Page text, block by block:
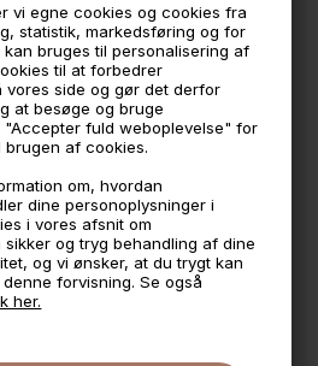
vi egne cookies og cookies fra
statistik, markedsføring og for
bruges til personalisering af
til at forbedrer
vores side og gør det derfor
at besøge og bruge
"Accepter fuld weboplevelse" for
brugen af cookies.
om, hvordan
dine personoplysninger i
i vores afsnit om
sikker og tryg behandling af dine
og vi ønsker, at du trygt kan
denne forvisning. Se også
her.
huller i bunden til dræn.
til hullerne hvis man ikke ønsker
samme dag på hverdage
er den på lager